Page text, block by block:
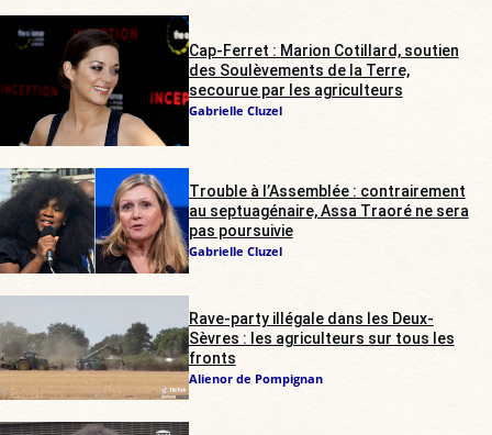
Cap-Ferret : Marion Cotillard, soutien
des Soulèvements de la Terre,
secourue par les agriculteurs
Gabrielle Cluzel
Trouble à l’Assemblée : contrairement
au septuagénaire, Assa Traoré ne sera
pas poursuivie
Gabrielle Cluzel
Rave-party illégale dans les Deux-
Sèvres : les agriculteurs sur tous les
fronts
Alienor de Pompignan